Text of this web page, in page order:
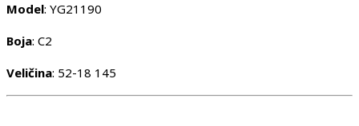
Model: YG21190
Boja: C2
Veličina: 52-18 145